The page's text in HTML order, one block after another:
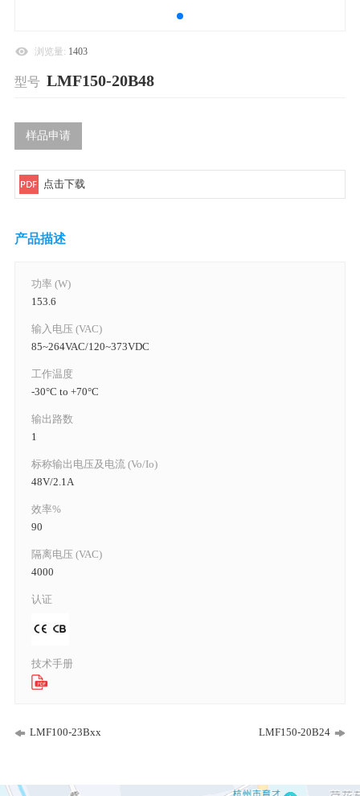
浏览量: 1403
型号 LMF150-20B48
样品申请
点击下载
产品描述
功率 (W)
153.6
输入电压 (VAC)
85~264VAC/120~373VDC
工作温度
-30°C to +70°C
输出路数
1
标称输出电压及电流 (Vo/Io)
48V/2.1A
效率%
90
隔离电压 (VAC)
4000
认证
技术手册
LMF100-23Bxx LMF150-20B24